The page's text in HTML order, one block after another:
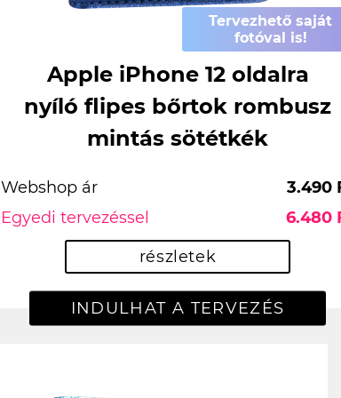
Tervezhető saját
fotóval is!
Apple iPhone 12 oldalra
nyíló flipes bőrtok rombusz
mintás sötétkék
Webshop ár
3.490
Egyedi tervezéssel
6.480
részletek
INDULHAT A TERVEZÉS